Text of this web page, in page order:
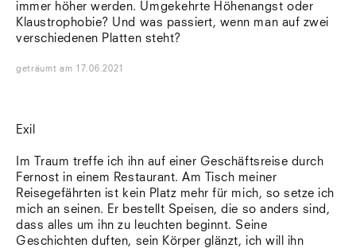
immer höher werden. Umgekehrte Höhenangst oder
Klaustrophobie? Und was passiert, wenn man auf zwei
verschiedenen Platten steht?
geträumt am 17.06.2021
Exil
Im Traum treffe ich ihn auf einer Geschäftsreise durch
Fernost in einem Restaurant. Am Tisch meiner
Reisegefährten ist kein Platz mehr für mich, so setze ich
mich an seinen. Er bestellt Speisen, die so anders sind,
dass alles um ihn zu leuchten beginnt. Seine
Geschichten duften, sein Körper glänzt, ich will ihn